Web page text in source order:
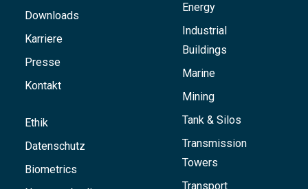
Downloads
Karriere
Presse
Kontakt
Ethik
Datenschutz
Biometrics
Energy
Industrial
Buildings
Marine
Mining
Tank & Silos
Transmission
Towers
Transport